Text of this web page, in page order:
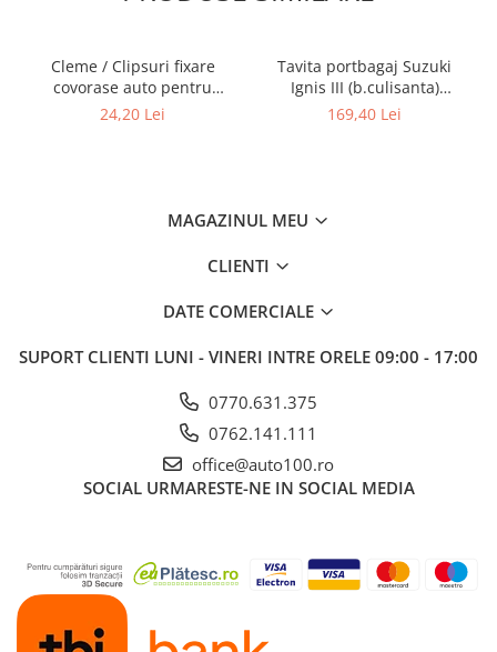
Cleme / Clipsuri fixare
covorase auto pentru
Renault / Nissan
24,20 Lei
Tavita portbagaj Suzuki
Ignis III (b.culisanta)
Guardliner
169,40 Lei
MAGAZINUL MEU
CLIENTI
DATE COMERCIALE
SUPORT CLIENTI LUNI - VINERI INTRE ORELE 09:00 - 17:00
0770.631.375
0762.141.111
office@auto100.ro
SOCIAL URMARESTE-NE IN SOCIAL MEDIA